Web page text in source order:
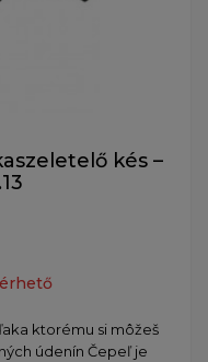
kés –
ktorému si môžeš
údenín Čepeľ je